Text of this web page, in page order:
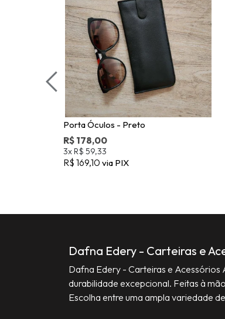
Porta Óculos - Preto
R$ 178,00
3x R$ 59,33
R$ 169,10 via PIX
Dafna Edery - Carteiras e
Dafna Edery - Carteiras e Acessórios
durabilidade excepcional. Feitas à
Escolha entre uma ampla variedade